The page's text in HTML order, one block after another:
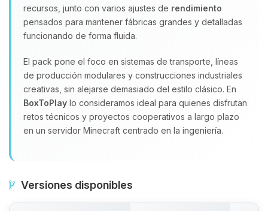
recursos, junto con varios ajustes de rendimiento
pensados para mantener fábricas grandes y detalladas
funcionando de forma fluida.
El pack pone el foco en sistemas de transporte, líneas
de producción modulares y construcciones industriales
creativas, sin alejarse demasiado del estilo clásico. En
BoxToPlay lo consideramos ideal para quienes disfrutan
retos técnicos y proyectos cooperativos a largo plazo
en un servidor Minecraft centrado en la ingeniería.
Versiones disponibles